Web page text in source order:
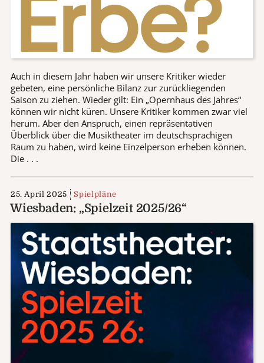
Auch in diesem Jahr haben wir unsere Kritiker wieder
gebeten, eine persönliche Bilanz zur zurückliegenden
Saison zu ziehen. Wieder gilt: Ein „Opernhaus des Jahres“
können wir nicht küren. Unsere Kritiker kommen zwar viel
herum. Aber den Anspruch, einen repräsentativen
Überblick über die Musiktheater im deutschsprachigen
Raum zu haben, wird keine Einzelperson erheben können.
Die . . .
25. April 2025 Spielpläne
Wiesbaden: „Spielzeit 2025/26“